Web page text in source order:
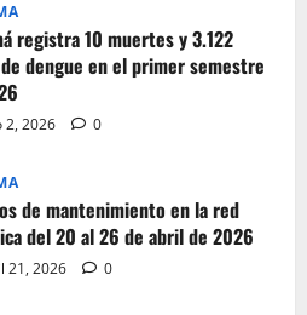
registra 10 muertes y 3.122
dengue en el primer semestre
2, 2026 0
de mantenimiento en la red
del 20 al 26 de abril de 2026
21, 2026 0